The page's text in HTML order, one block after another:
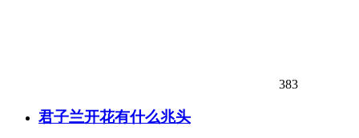
383
君子兰开花有什么兆头